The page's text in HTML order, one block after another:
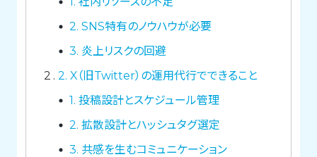
2. SNS特有のノウハウが必要
3. 炎上リスクの回避
2 2. X（旧Twitter）の運用代行でできること
1. 投稿設計とスケジュール管理
2. 拡散設計とハッシュタグ選定
3. 共感を生むコミュニケーション